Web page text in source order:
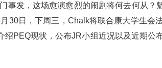
事发，这场愈演愈烈的闹剧将何去何从？
30日，下周三，Chalk将联合康大学生会
PEQ现状，公布JR小组近况以及近期公